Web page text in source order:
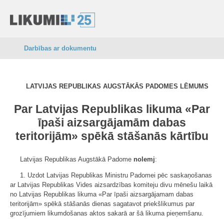
Darbības ar dokumentu
LATVIJAS REPUBLIKAS AUGSTĀKĀS PADOMES LĒMUMS
Par Latvijas Republikas likuma «Par
īpaši aizsargājamām dabas
teritorijām» spēkā stāšanās kārtību
Latvijas Republikas Augstākā Padome nolemj:
1. Uzdot Latvijas Republikas Ministru Padomei pēc saskaņošanas
ar Latvijas Republikas Vides aizsardzības komiteju divu mēnešu laikā
no Latvijas Republikas likuma «Par īpaši aizsargājamam dabas
teritorijām» spēkā stāšanās dienas sagatavot priekšlikumus par
grozījumiem likumdošanas aktos sakarā ar šā likuma pieņemšanu.